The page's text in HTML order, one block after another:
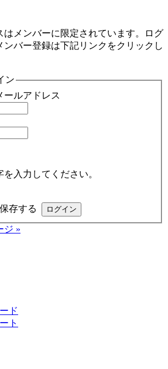
はメンバーに限定されています。ログ
ンバー登録は下記リンクをクリックし
ン
ールアドレス
を入力してください。
存する
ジ »
ド
ト